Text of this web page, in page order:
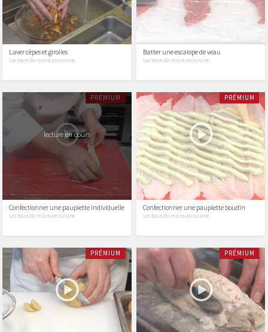
Laver cèpes et girolles
Les tours de mains en cuisine
Batter une escalope de veau
Les tours de mains en cuisine
PRÉMIUM
Confectionner une paupiette individuelle
Les tours de mains en cuisine
lecture en cours
PRÉMIUM
Confectionner une paupiette boudin
Les tours de mains en cuisine
PRÉMIUM PRÉMIUM